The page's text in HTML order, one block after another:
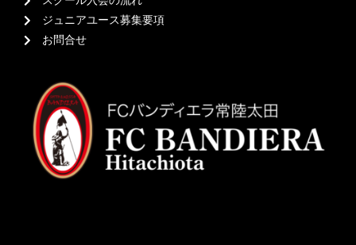
ジュニアユース募集要項
お問合せ